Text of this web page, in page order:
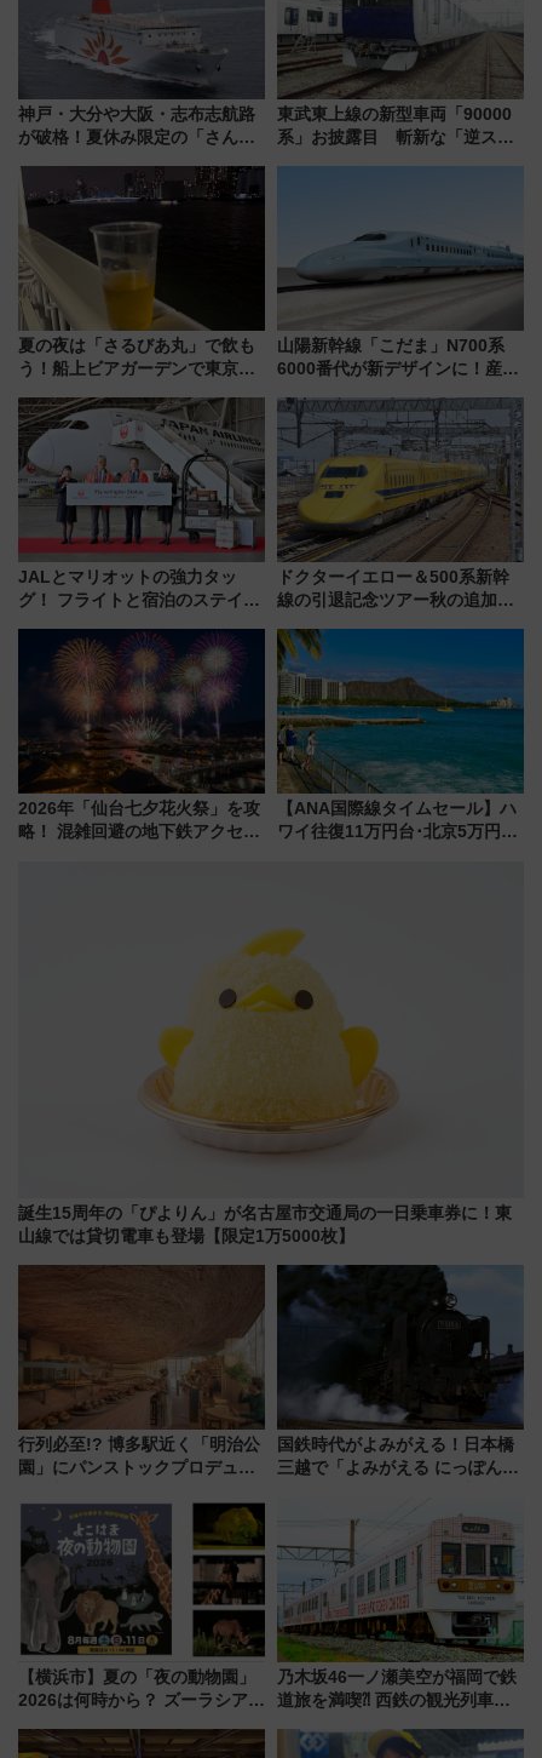
神戸・大分や大阪・志布志航路
が破格！夏休み限定の「さんふ
ート 夕朝食ビュッフェ付きで
快適な船旅はいかが？
東武東上線の新型車両「90000
系」お披露目 斬新な「逆スラ
夏の夜は「さるびあ丸」で飲も
う！船上ビアガーデンで東京湾
杯……工場直送生ビールや島グ
ルメが美味い
山陽新幹線「こだま」N700系
6000番代が新デザインに！産学
用は今冬から
JALとマリオットの強力タッ
グ！ フライトと宿泊のステイタ
上級会員資格を効率よく獲得す
る方法を解説
ドクターイエロー＆500系新幹
線の引退記念ツアー秋の追加企
ホテル情報まとめ
2026年「仙台七夕花火祭」を攻
略！ 混雑回避の地下鉄アクセス
【ANA国際線タイムセール】ハ
ワイ往復11万円台･北京5万円台
誕生15周年の「ぴよりん」が名古屋市交通局の一日乗車券に！東
山線では貸切電車も登場【限定1万5000枚】
行列必至!? 博多駅近く「明治公
園」にパンストックプロデュー
オープン 秋からはビストロ営業
も！
国鉄時代がよみがえる！日本橋
三越で「よみがえる にっぽんの
敬の名作写真も、駅弁フェスも
【横浜市】夏の「夜の動物園」
2026は何時から？ ズーラシア・
見どころ、限定イベントを徹底
乃木坂46一ノ瀬美空が福岡で鉄
道旅を満喫⁈ 西鉄の観光列車
CHIKUGO」で巡る福岡･太宰